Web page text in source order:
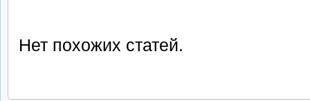
Нет похожих статей.